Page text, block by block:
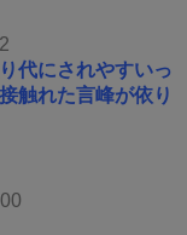
代にされやすいっ
触れた言峰が依り